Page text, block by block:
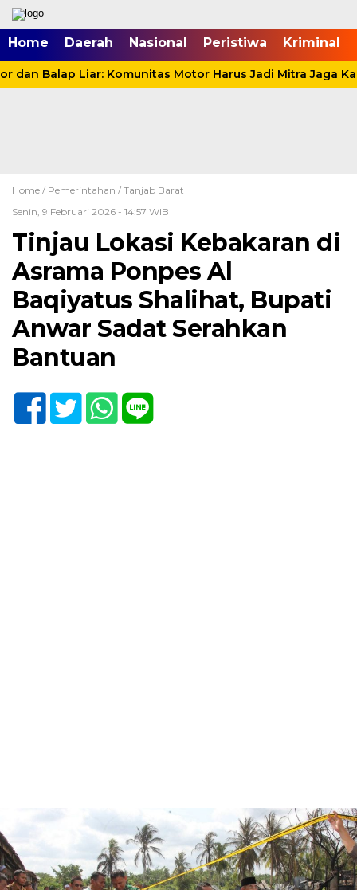
mgid.com, 522897, DIRECT, d4c29acad76ce94f
Home Daerah Nasional Peristiwa Kriminal
Balap Liar: Komunitas Motor Harus Jadi Mitra Jaga
Home / Pemerintahan / Tanjab Barat
Senin, 9 Februari 2026 - 14:57 WIB
Tinjau Lokasi Kebakaran di
Asrama Ponpes Al
Baqiyatus Shalihat, Bupati
Anwar Sadat Serahkan
Bantuan